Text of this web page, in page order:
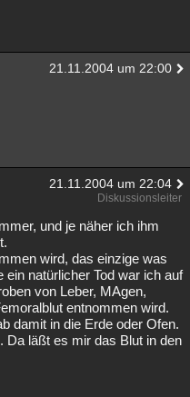
21.11.2004 um 22:00
21.11.2004 um 22:04
Diskussionsleiter
und je näher ich ihm
wird, das einzige was
natürlicher Tod war ich auf
von Leber, MAgen,
entnommen wird.
damit in die Erde oder Ofen.
Da läßt es mir das Blut in den